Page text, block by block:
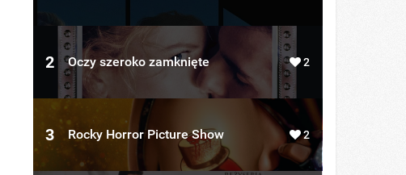
2 Oczy szeroko zamknięte 2
3 Rocky Horror Picture Show 2